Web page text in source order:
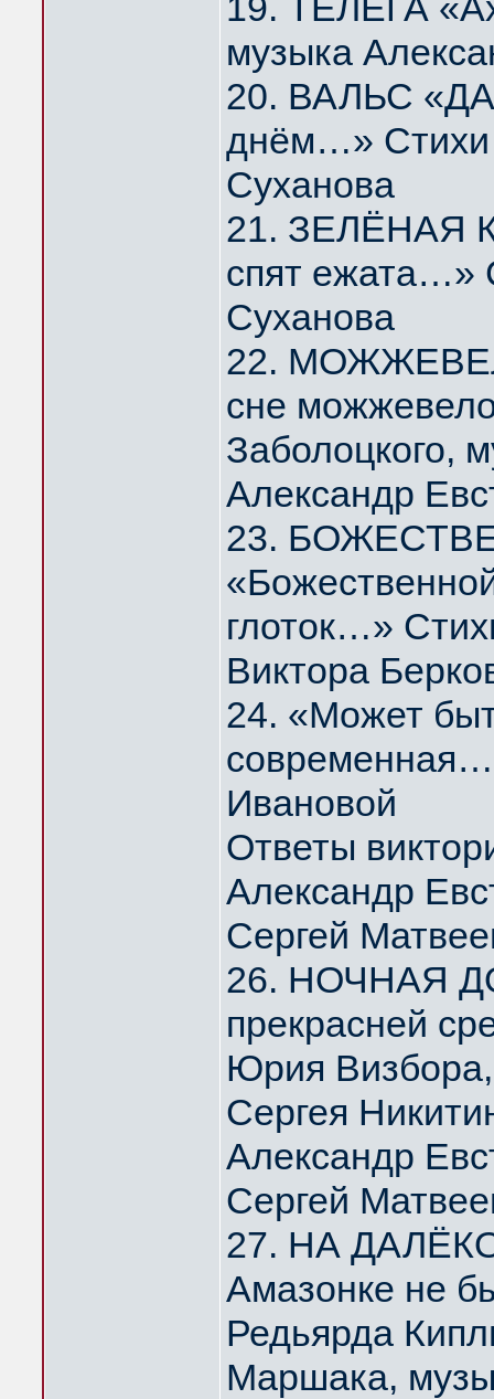
музыка
20. ВАЛЬС «ДА
днём…» Стихи
Суханова
21. ЗЕЛЁНАЯ
спят ежата…»
Суханова
22.
сне
Заболоцкого,
Александр
23.
глоток…»
Виктора
24. «Может
Ивановой
Ответы
Александр
Сергей
26. НОЧНАЯ
прекрасней
Юрия Визбора,
Сергея
Александр
Сергей
27. НА
Амазонке не
Редьярда
Маршака,